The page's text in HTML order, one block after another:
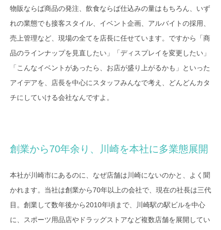
物販ならば商品の発注、飲食ならば仕込みの量はもちろん、いず
れの業態でも接客スタイル、イベント企画、アルバイトの採用、
売上管理など、現場の全てを店長に任せています。ですから「商
品のラインナップを見直したい」「ディスプレイを変更したい」
「こんなイベントがあったら、お店が盛り上がるかも」といった
アイデアを、店長を中心にスタッフみんなで考え、どんどんカタ
チにしていける会社なんですよ。
創業から70年余り、川崎を本社に多業態展開
本社が川崎市にあるのに、なぜ店舗は川崎にないのかと、よく聞
かれます。当社は創業から70年以上の会社で、現在の社長は三代
目。創業して数年後から2010年頃まで、川崎駅の駅ビルを中心
に、スポーツ用品店やドラッグストアなど複数店舗を展開してい